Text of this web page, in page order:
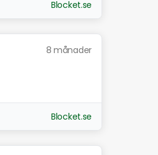
Blocket.se
8 månader
Blocket.se